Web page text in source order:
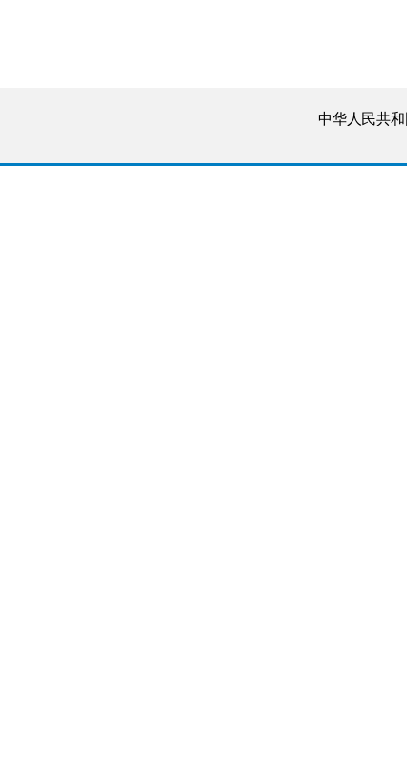
中华人民共